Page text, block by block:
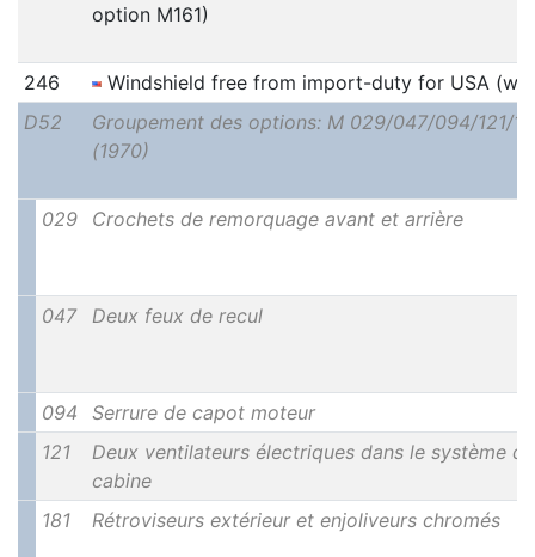
option M161)
246
Windshield free from import-duty for USA
D52
Groupement des options: M 029/047/094/121/
(1970)
029 Crochets de remorquage avant et arrière
047 Deux feux de recul
094
Serrure de capot moteur
121
Deux ventilateurs électriques dans le système
cabine
181
Rétroviseurs extérieur et enjoliveurs chromés